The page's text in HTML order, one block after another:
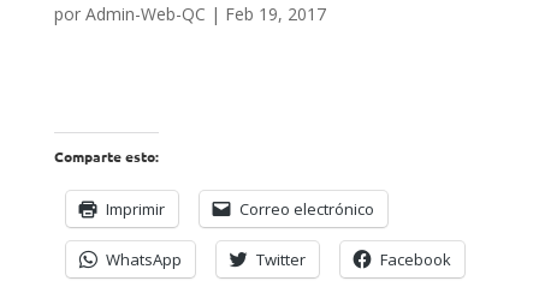
por Admin-Web-QC | Feb 19, 2017
Comparte esto:
Imprimir Correo electrónico
WhatsApp Twitter Facebook